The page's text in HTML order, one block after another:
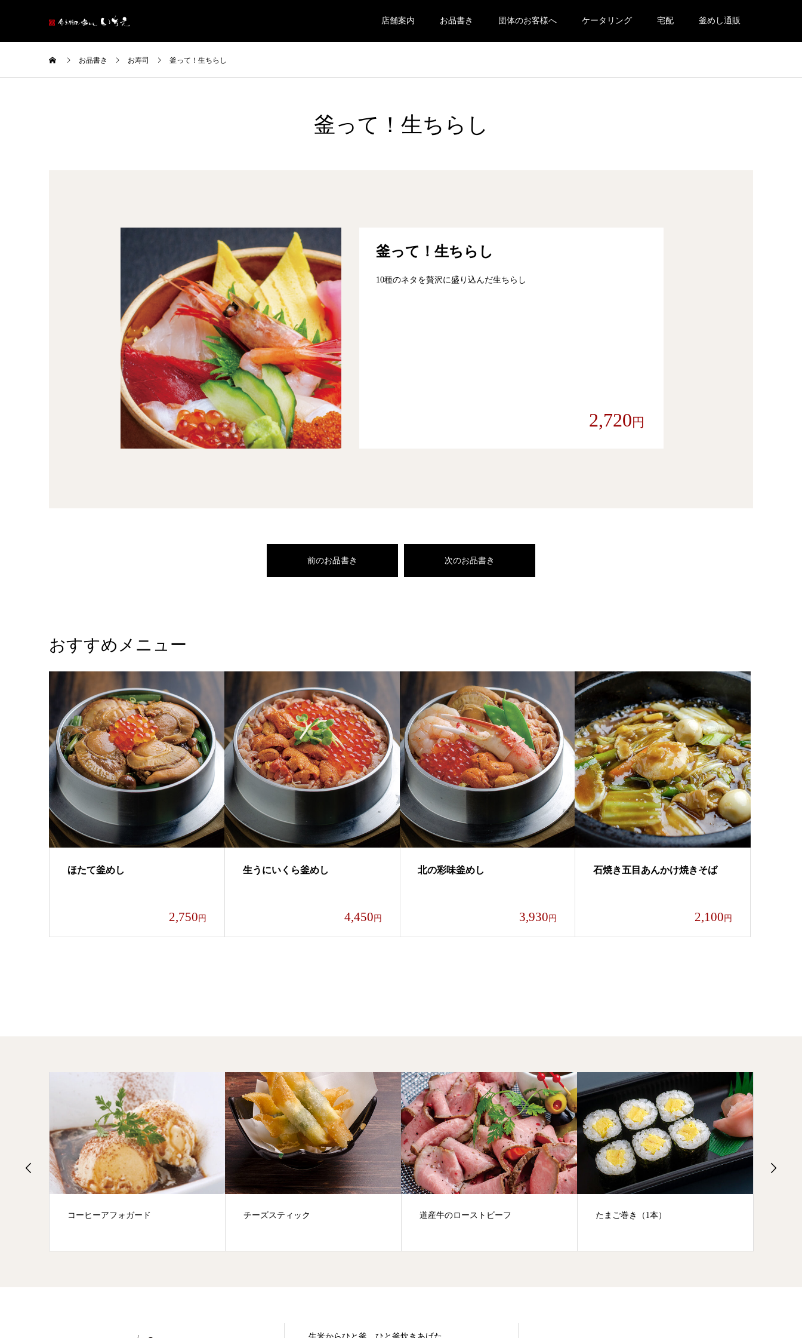
店舗案内 お品書き 団体のお客様へ ケータリング 宅配 釜めし通販
お品書き お寿司 釜って！生ちらし
釜って！生ちらし
釜って！生ちらし
10種のネタを贅沢に盛り込んだ生ちらし
2,720円
前のお品書き 次のお品書き
おすすめメニュー
ほたて釜めし
2,750 円
生うにいくら釜めし
4,450 円
北の彩味釜めし
3,930 円
石焼き五目あんかけ焼きそば
2,100 円
コーヒーアフォガード チーズスティック 道産牛のローストビーフ たまご巻き（1本）
生米からひと釜、ひと釜炊きあげた、